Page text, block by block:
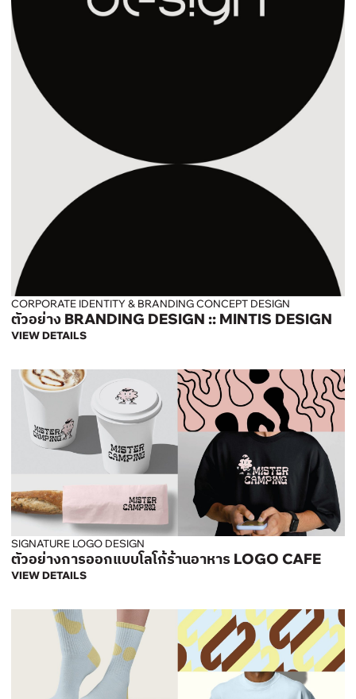
CORPORATE IDENTITY & BRANDING CONCEPT DESIGN
ตัวอย่าง BRANDING DESIGN :: MINTIS DESIGN
VIEW DETAILS
SIGNATURE LOGO DESIGN
ตัวอย่างการออกแบบโลโก้ร้านอาหาร LOGO CAFE
VIEW DETAILS